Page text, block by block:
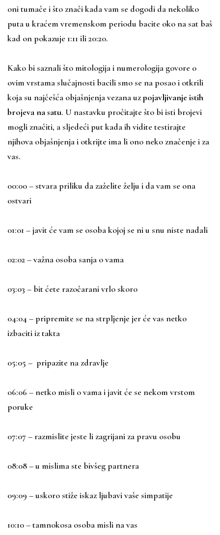
oni tumače i što znači kada vam se dogodi da nekoliko
puta u kraćem vremenskom periodu bacite oko na sat baš
kad on pokazuje 1:11 ili 20:20.
Kako bi saznali što mitologija i numerologija govore o
ovim vrstama slučajnosti bacili smo se na posao i otkrili
koja su najčešća objašnjenja vezana uzpojavljivanje istih
brojeva na satu. U nastavku pročitajte što bi isti brojevi
mogli značiti, a sljedeći put kada ih vidite testirajte
njihova objašnjenja i otkrijte ima li ono neko značenje i za
vas.
00:00 – stvara priliku da zaželite želju i da vam se ona
ostvari
01:01 – javit će vam se osoba kojoj se ni u snu niste nadali
02:02 – važna osoba sanja o vama
03:03 – bit ćete razočarani vrlo skoro
04:04 – pripremite se na strpljenje jer će vas netko
izbaciti iz takta
05:05 – pripazite na zdravlje
06:06 – netko misli o vama i javit će se nekom vrstom
poruke
07:07 – razmislite jeste li zagrijani za pravu osobu
08:08 – u mislima ste bivšeg partnera
09:09 – uskoro stiže iskaz ljubavi vaše simpatije
10:10 – tamnokosa osoba misli na vas